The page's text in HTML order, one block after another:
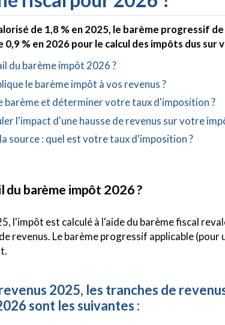
de 1,8 % en 2025, le barème progressif
% en 2026 pour le calcul des impôts dus sur
du barème impôt 2026 ?
le barème impôt à vos revenus ?
barème et déterminer votre taux d'imposition ?
l'impact d'une hausse de revenus sur votre
source : quel est votre taux d'imposition ?
du barème impôt 2026 ?
l'impôt est calculé à l'aide du barème fiscal
revenus. Le barème progressif applicable
2025, les tranches de
sont les suivantes :